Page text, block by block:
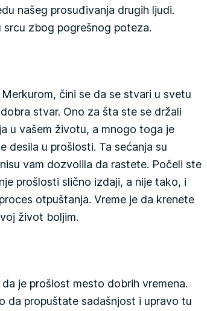
našeg prosuđivanja drugih ljudi.
zbog pogrešnog poteza.
čini se da se stvari u svetu
stvar. Ono za šta ste se držali
u vašem životu, a mnogo toga je
desila u prošlosti. Ta sećanja su
vam dozvolila da rastete. Počeli ste
prošlosti slično izdaji, a nije tako, i
otpuštanja. Vreme je da krenete
život boljim.
je prošlost mesto dobrih vremena.
da propuštate sadašnjost i upravo tu